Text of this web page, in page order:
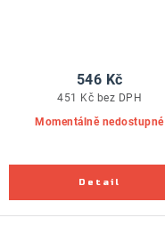
Momentálně nedostupné
451 Kč bez DPH
546 Kč